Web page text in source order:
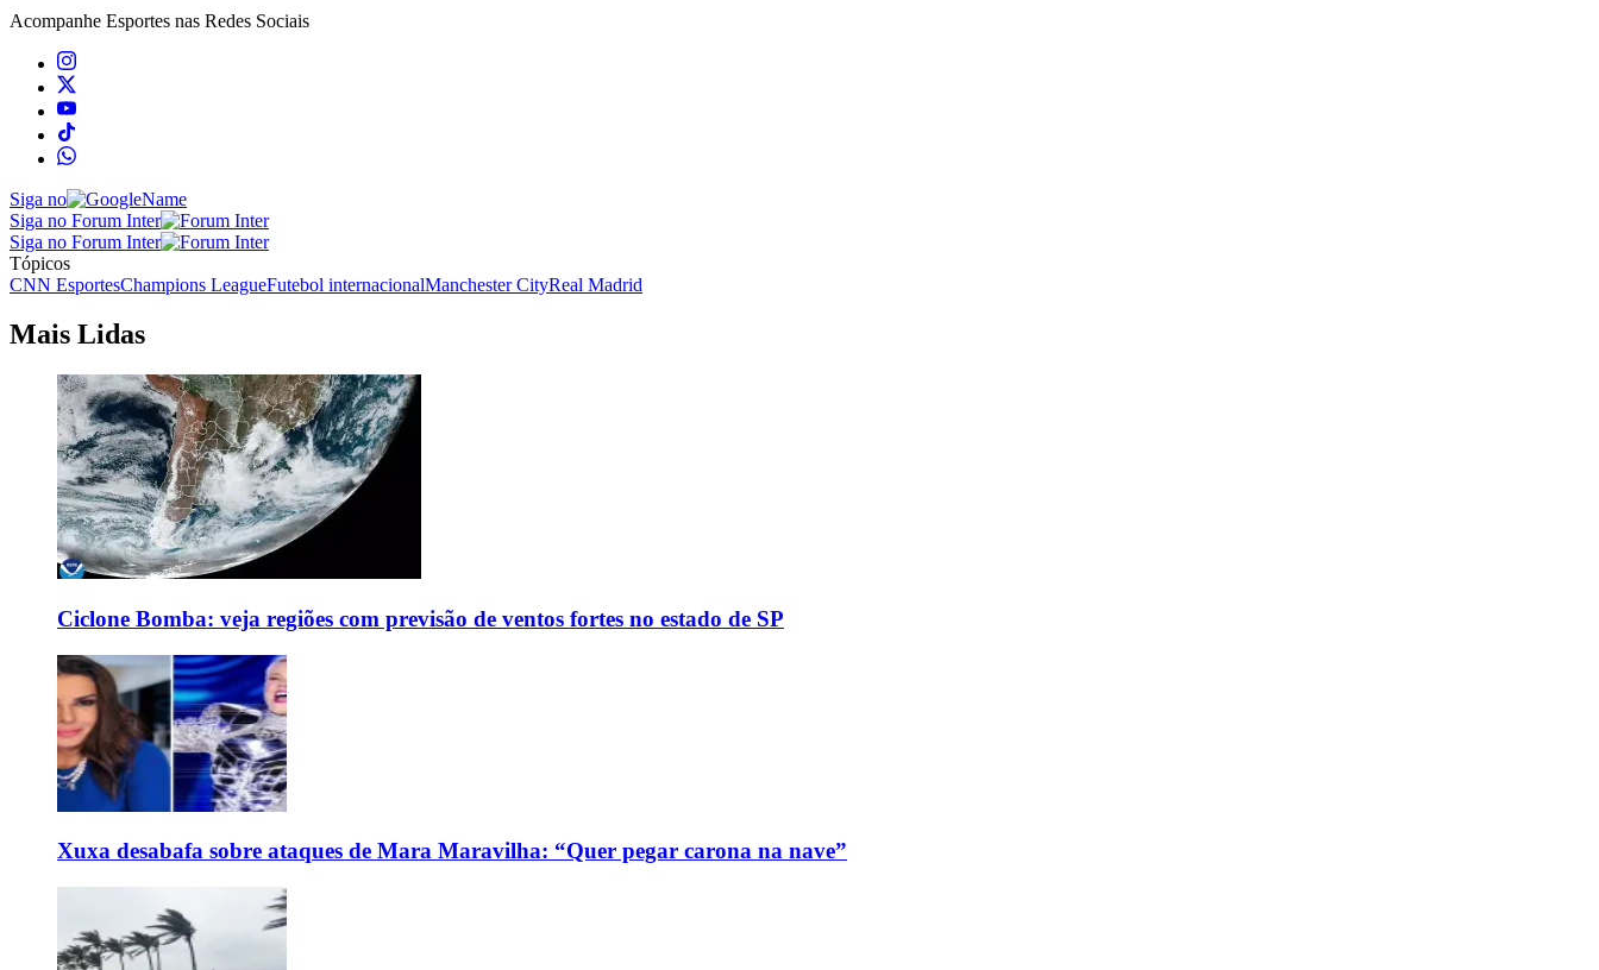
Acompanhe Esportes nas Redes Sociais
Siga no
Siga no Forum Inter
Siga no Forum Inter
Tópicos
CNN EsportesChampions LeagueFutebol internacionalManchester CityReal Madrid
Mais Lidas
Ciclone Bomba: veja regiões com previsão de ventos fortes no estado de SP
Xuxa desabafa sobre ataques de Mara Maravilha: “Quer pegar carona na nave”